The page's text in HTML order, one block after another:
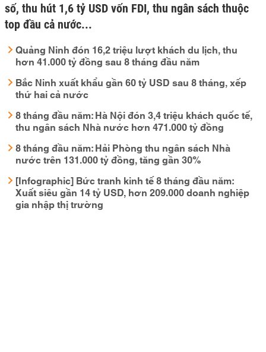
số, thu hút 1,6 tỷ USD vốn FDI, thu ngân sách thuộc
top đầu cả nước...
Quảng Ninh đón 16,2 triệu lượt khách du lịch, thu
hơn 41.000 tỷ đồng sau 8 tháng đầu năm
Bắc Ninh xuất khẩu gần 60 tỷ USD sau 8 tháng, xếp
thứ hai cả nước
8 tháng đầu năm: Hà Nội đón 3,4 triệu khách quốc tế,
thu ngân sách Nhà nước hơn 471.000 tỷ đồng
8 tháng đầu năm: Hải Phòng thu ngân sách Nhà
nước trên 131.000 tỷ đồng, tăng gần 30%
[Infographic] Bức tranh kinh tế 8 tháng đầu năm:
Xuất siêu gần 14 tỷ USD, hơn 209.000 doanh nghiệp
gia nhập thị trường